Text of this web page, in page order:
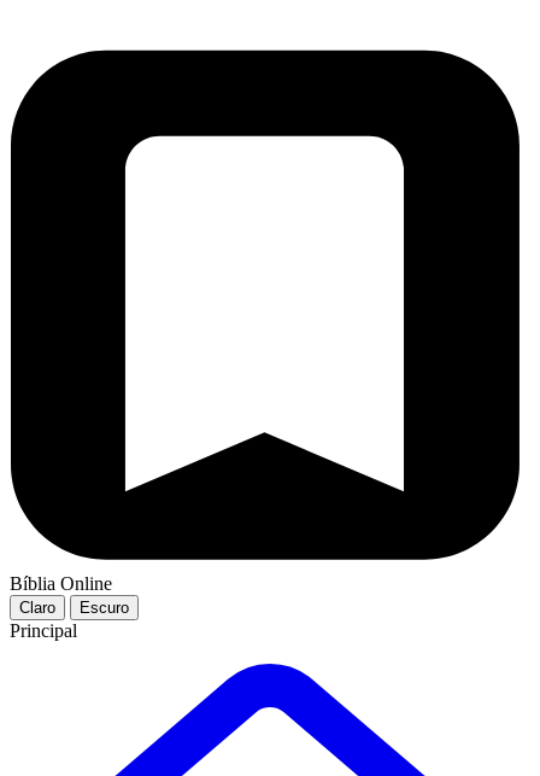
Bíblia Online
Claro Escuro
Principal